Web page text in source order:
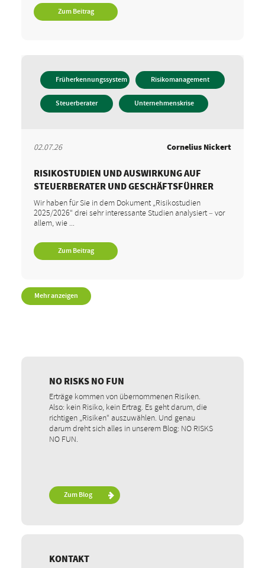
Zum Beitrag
Früherkennungssystem Risikomanagement
Steuerberater Unternehmenskrise
02.07.26 Cornelius Nickert
RISIKOSTUDIEN UND AUSWIRKUNG AUF
STEUERBERATER UND GESCHÄFTSFÜHRER
Wir haben für Sie in dem Dokument „Risikostudien
2025/2026“ drei sehr interessante Studien analysiert – vor
allem, wie ...
Zum Beitrag
Mehr anzeigen
NO RISKS NO FUN
Erträge kommen von übernommenen Risiken.
Also: kein Risiko, kein Ertrag. Es geht darum, die
richtigen „Risiken“ auszuwählen. Und genau
darum dreht sich alles in unserem Blog: NO RISKS
NO FUN.
Zum Blog
KONTAKT